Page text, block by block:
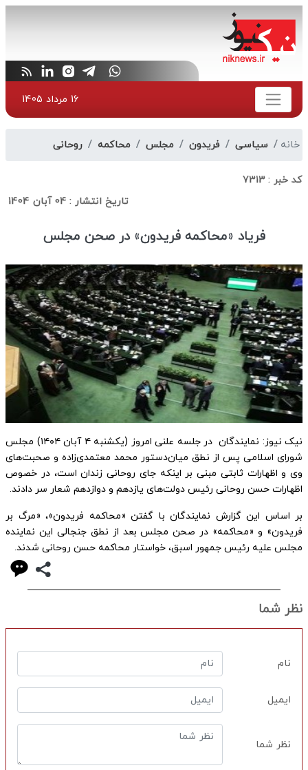
16 مرداد 1405
خانه سیاسی فریدون مجلس محاکمه روحانی
کد خبر :7313
تاریخ انتشار : 04 آبان 1404
فریاد «محاکمه فریدون» در صحن مجلس
نیک نیوز: نمایندگان در جلسه علنی امروز (یکشنبه ۴ آبان ۱۴۰۴) مجلس
شورای اسلامی پس از نطق میان‌دستور محمد معتمدی‌زاده و صحبت‌های
وی و اظهارات ثابتی مبنی بر اینکه جای روحانی زندان است، در خصوص
اظهارات حسن روحانی رئیس دولت‌های یازدهم و دوازدهم شعار سر دادند.
بر اساس این گزارش نمایندگان با گفتن «محاکمه فریدون»، «مرگ بر
فریدون» و «محاکمه» در صحن مجلس بعد از نطق جنجالی این نماینده
مجلس علیه رئیس جمهور اسبق، خواستار محاکمه حسن روحانی شدند.
نظر شما
نام
ایمیل
نظر شما